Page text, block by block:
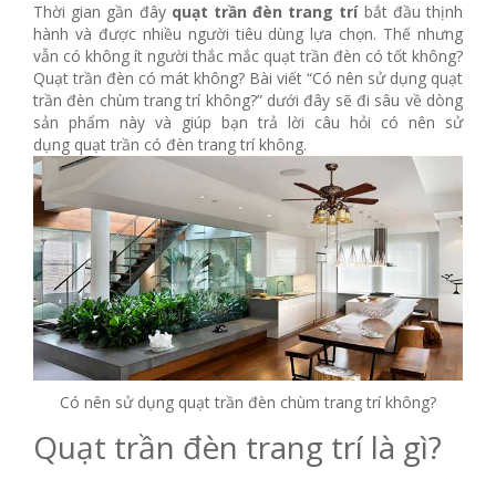
Thời gian gần đây quạt trần đèn trang tríbắt đầu thịnh
hành và được nhiều người tiêu dùng lựa chọn. Thế nhưng
vẫn có không ít người thắc mắc quạt trần đèn có tốt không?
Quạt trần đèn có mát không? Bài viết “Có nên sử dụng quạt
trần đèn chùm trang trí không?” dưới đây sẽ đi sâu về dòng
sản phẩm này và giúp bạn trả lời câu hỏi có nên sử
dụng quạt trần có đèn trang trí không.
Có nên sử dụng quạt trần đèn chùm trang trí không?
Quạt trần đèn trang trí là gì?